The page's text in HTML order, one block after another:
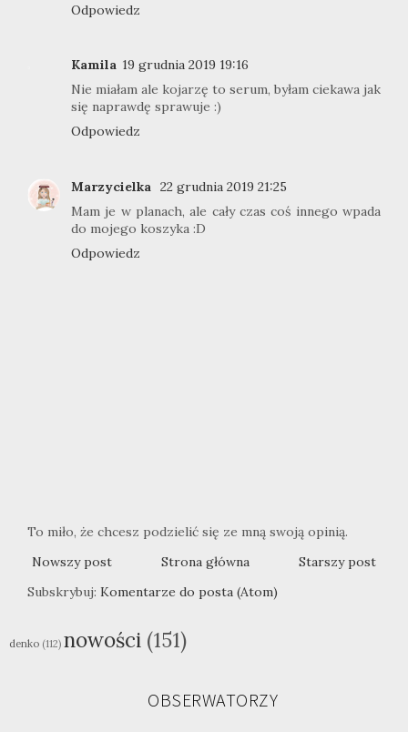
Odpowiedz
Kamila 19 grudnia 2019 19:16
Nie miałam ale kojarzę to serum, byłam ciekawa jak
się naprawdę sprawuje :)
Odpowiedz
Marzycielka 22 grudnia 2019 21:25
Mam je w planach, ale cały czas coś innego wpada
do mojego koszyka :D
Odpowiedz
To miło, że chcesz podzielić się ze mną swoją opinią.
Nowszy post
Starszy post
Strona główna
Subskrybuj: Komentarze do posta (Atom)
denko (112) nowości (151)
OBSERWATORZY